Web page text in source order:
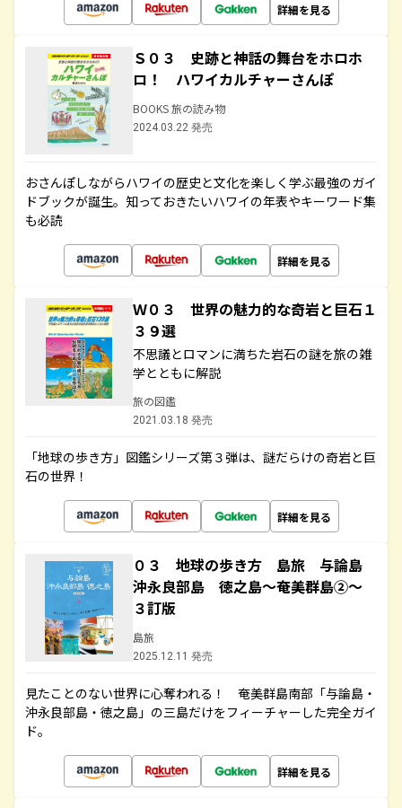
詳細を見る
Ｓ０３ 史跡と神話の舞台をホロホ
ロ！ ハワイカルチャーさんぽ
BOOKS 旅の読み物
2024.03.22 発売
おさんぽしながらハワイの歴史と文化を楽しく学ぶ最強のガイ
ドブックが誕生。知っておきたいハワイの年表やキーワード集
も必読
詳細を見る
Ｗ０３ 世界の魅力的な奇岩と巨石１
３９選
不思議とロマンに満ちた岩石の謎を旅の雑
学とともに解説
旅の図鑑
2021.03.18 発売
「地球の歩き方」図鑑シリーズ第３弾は、謎だらけの奇岩と巨
石の世界！
詳細を見る
０３ 地球の歩き方 島旅 与論島
沖永良部島 徳之島～奄美群島②～
３訂版
島旅
2025.12.11 発売
見たことのない世界に心奪われる！ 奄美群島南部「与論島・
沖永良部島・徳之島」の三島だけをフィーチャーした完全ガイ
ド。
詳細を見る